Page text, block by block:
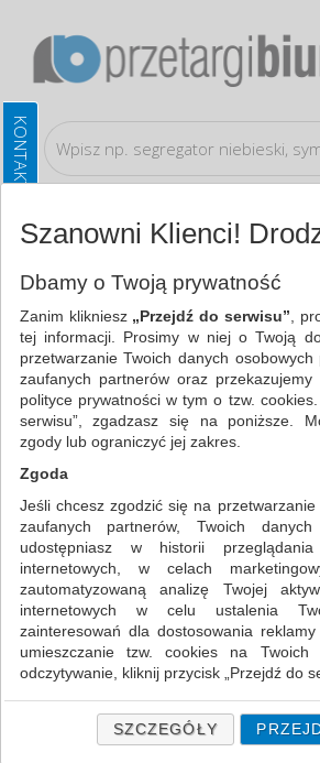
Artykuły szkolne Okładki
WSZYSTKIE KATEGORIE
NAJCHĘTNIEJ WYBIERANE
ARTYKUŁY SZKOLNE
OKŁADKI (4)
FILTRY
PRODUKT
OKŁADKA NA KSIĄŻKI
OKŁADKA NA ZESZYT
MARKA
DONAU
GIMBOO
Szanowni Klienci!
Dbamy o Twoją prywatność
Zanim klikniesz „Przejdź do serwisu” ,
tej informacji. Prosimy w niej o Twoją
przetwarzanie Twoich danych
zaufanych partnerów oraz
polityce prywatności w tym o tzw.
serwisu”, zgadzasz się na poniższe.
zgody lub ograniczyć jej zakres.
Zgoda
Jeśli chcesz zgodzić się na
zaufanych partnerów, Twoich
udostępniasz w historii
internetowych, w celach
zautomatyzowaną analizę Twojej
internetowych w celu ustalenia
zainteresowań dla dostosowania
umieszczanie tzw. cookies na
odczytywanie, kliknij przycisk „Przejdź do
Jeśli nie chcesz wyrazić zgody lub
„Szczegóły”, gdzie znajdziesz wszelkie
zrobić . Te same informacje znajdziesz
SZCZEGÓŁY